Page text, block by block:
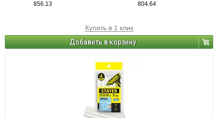
856.13 804.64
Купить в 1 клик
Добавить в корзину